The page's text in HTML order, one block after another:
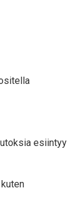
esiintyy